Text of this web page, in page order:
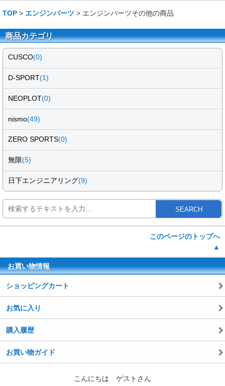
TOP > エンジンパーツ > エンジンパーツその他の商品
商品カテゴリ
CUSCO(0)
D-SPORT(1)
NEOPLOT(0)
nismo(49)
ZERO SPORTS(0)
無限(5)
日下エンジニアリング(9)
SEARCH
このページのトップへ
▲
お買い物情報
ショッピングカート
お気に入り
購入履歴
お買い物ガイド
こんにちは ゲストさん